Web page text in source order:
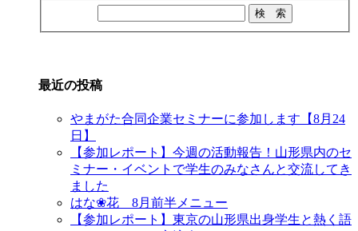
最近の投稿
やまがた合同企業セミナーに参加します【8月24
日】
【参加レポート】今週の活動報告！山形県内のセ
ミナー・イベントで学生のみなさんと交流してき
ました
はな❀花 8月前半メニュー
【参加レポート】東京の山形県出身学生と熱く語